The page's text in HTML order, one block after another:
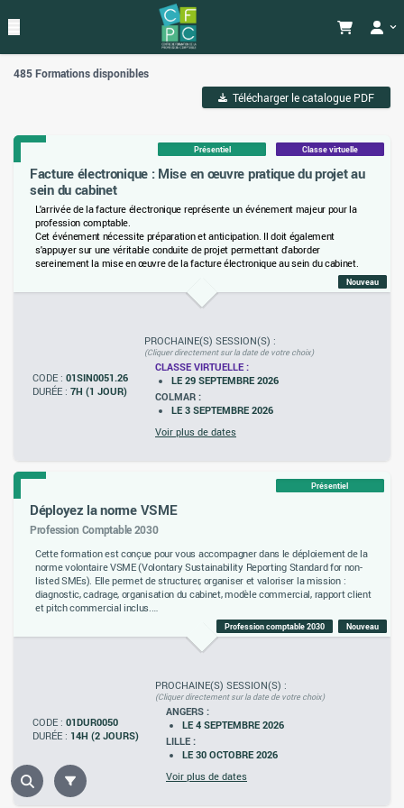
485 Formations disponibles
Télécharger le catalogue PDF
Nouveau
Facture électronique : Mise en œuvre pratique du projet au
sein du cabinet
L'arrivée de la facture électronique représente un événement majeur pour la
profession comptable.
Cet événement nécessite préparation et anticipation. Il doit également
s'appuyer sur une véritable conduite de projet permettant d'aborder
sereinement la mise en œuvre de la facture électronique au sein du cabinet.
Présentiel Classe virtuelle
CODE : 01SIN0051.26
DURÉE : 7H (1 JOUR)
PROCHAINE(S) SESSION(S) :
(Cliquer directement sur la date de votre choix)
CLASSE VIRTUELLE :
LE 29 SEPTEMBRE 2026
COLMAR :
LE 3 SEPTEMBRE 2026
Voir plus de dates
Profession comptable 2030 Nouveau
Déployez la norme VSME
Profession Comptable 2030
Cette formation est conçue pour vous accompagner dans le déploiement de la
norme volontaire VSME (Volontary Sustainability Reporting Standard for non-
listed SMEs). Elle permet de structurer, organiser et valoriser la mission :
diagnostic, cadrage, organisation du cabinet, modèle commercial, rapport client
et pitch commercial inclus.
Cette mission de reporting de durabilité est particulièrement accessible : la
VSME cible les 99,8 % de micro-, petites et moyennes entreprises non cotées
Résultats : un reporting ESG proportionné, un nouveau relais de croissance pour
votre cabinet.
Présentiel
CODE : 01DUR0050
DURÉE : 14H (2 JOURS)
PROCHAINE(S) SESSION(S) :
(Cliquer directement sur la date de votre choix)
ANGERS :
LE 4 SEPTEMBRE 2026
LILLE :
LE 30 OCTOBRE 2026
Voir plus de dates